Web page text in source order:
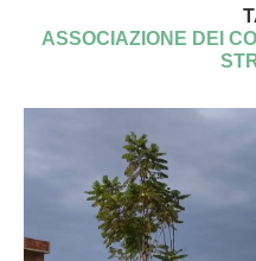
ASSOCIAZIONE DEI